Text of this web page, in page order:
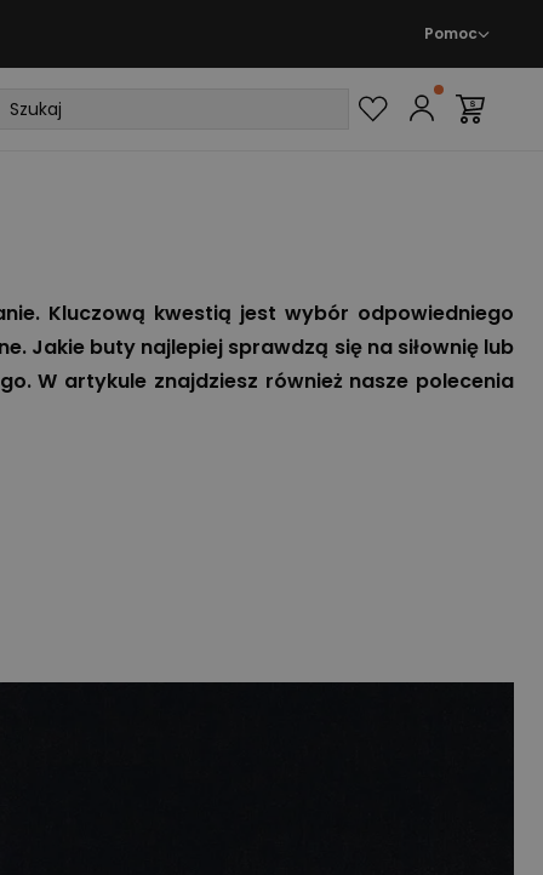
Pomoc
Kluczową kwestią jest wybór odpowiedniego
Jakie buty najlepiej sprawdzą się na siłownię lub
W artykule znajdziesz również nasze polecenia